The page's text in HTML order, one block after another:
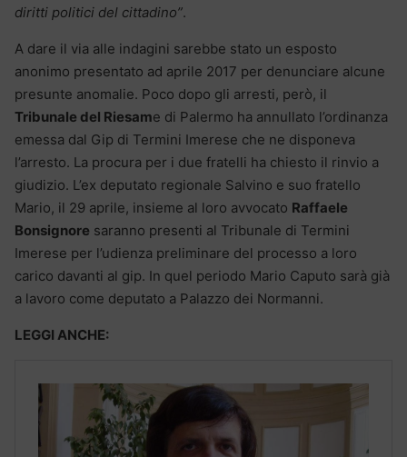
diritti politici del cittadino”.
A dare il via alle indagini sarebbe stato un esposto
anonimo presentato ad aprile 2017 per denunciare alcune
presunte anomalie. Poco dopo gli arresti, però, il
Tribunale del Riesame di Palermo ha annullato l’ordinanza
emessa dal Gip di Termini Imerese che ne disponeva
l’arresto. La procura per i due fratelli ha chiesto il rinvio a
giudizio. L’ex deputato regionale Salvino e suo fratello
Mario, il 29 aprile, insieme al loro avvocato Raffaele
Bonsignore saranno presenti al Tribunale di Termini
Imerese per l’udienza preliminare del processo a loro
carico davanti al gip. In quel periodo Mario Caputo sarà già
a lavoro come deputato a Palazzo dei Normanni.
LEGGI ANCHE: